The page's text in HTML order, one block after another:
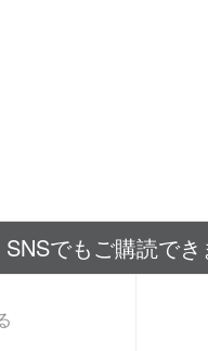
SNSでもご購読でき